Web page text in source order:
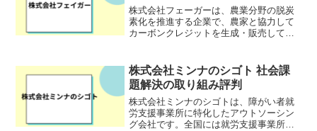
株式会社フェーガーは、農業分野の脱炭
素化を推進する企業で、農家と協力して
カーボンクレジットを生成・販売してい
ガス削減を目指しています。また、農家
に収益を提供することで、...
株式会社ミンナのシゴト 社会課
題解決の取り組み評判
株式会社ミンナのシゴトは、障がい者就
労支援事業所に特化したアウトソーシン
グ会社です。全国には就労支援事業所が